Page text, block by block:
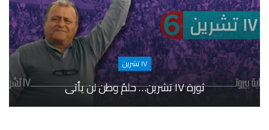
١٧ تشرين
ثورة ١٧ تشرين… حلمُ وطن لن يأتي